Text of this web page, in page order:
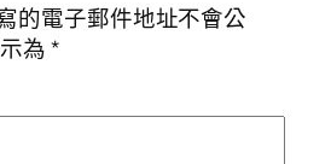
的電子郵件地址不會公
為*